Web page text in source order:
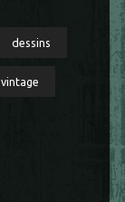
dessins
vintage